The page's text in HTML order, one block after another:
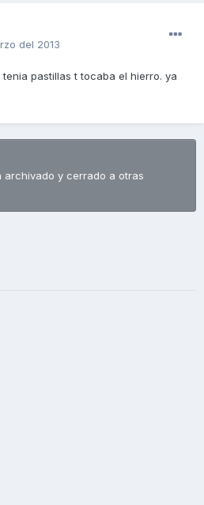
del 2013
pastillas t tocaba el hierro. ya
archivado y cerrado a otras